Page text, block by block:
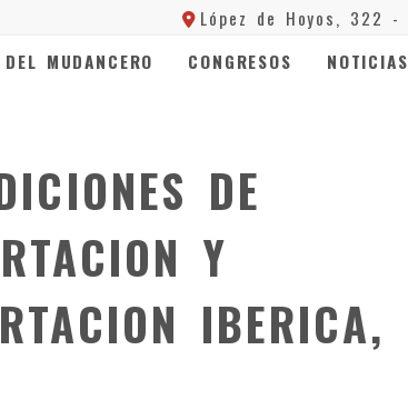
López de Hoyos, 322 -
MUDANCERO CONGRESOS NOTICIAS
DE
Y
IBERICA,